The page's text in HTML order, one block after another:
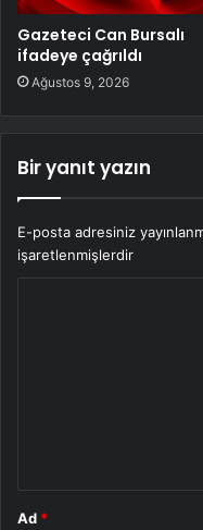
Gazeteci Can Bursalı
ifadeye çağrıldı
Ağustos 9, 2026
Bir yanıt yazın
E-posta adresiniz
işaretlenmişlerdir
Ad *